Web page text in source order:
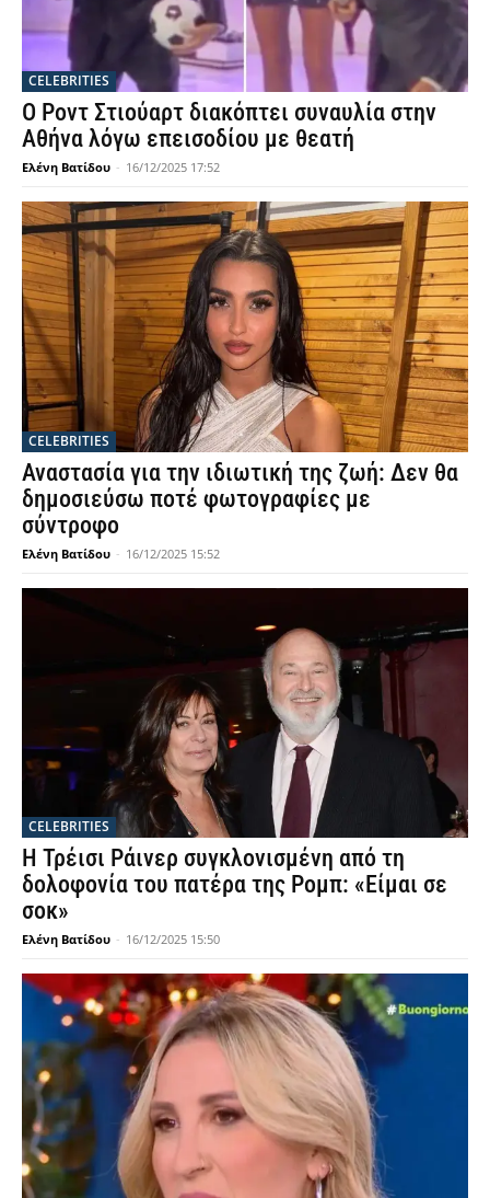
CELEBRITIES
Ο Ροντ Στιούαρτ διακόπτει συναυλία στην
Αθήνα λόγω επεισοδίου με θεατή
Ελένη Βατίδου - 16/12/2025 17:52
CELEBRITIES
Αναστασία για την ιδιωτική της ζωή: Δεν θα
δημοσιεύσω ποτέ φωτογραφίες με
σύντροφο
Ελένη Βατίδου - 16/12/2025 15:52
CELEBRITIES
Η Τρέισι Ράινερ συγκλονισμένη από τη
δολοφονία του πατέρα της Ρομπ: «Είμαι σε
σοκ»
Ελένη Βατίδου - 16/12/2025 15:50